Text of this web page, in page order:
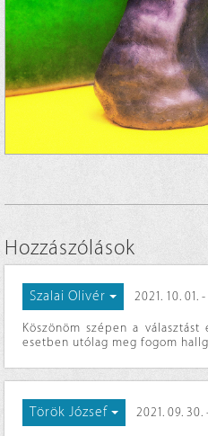
Hozzászólások
Szalai Olivér 2021. 10. 01. -
Köszönöm szépen a választást
esetben utólag meg fogom
Török József 2021. 09. 30.